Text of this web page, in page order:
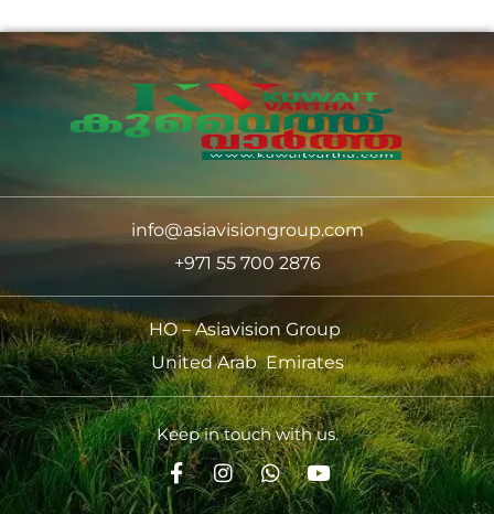
info@asiavisiongroup.com
+971 55 700 2876
HO – Asiavision Group
United Arab Emirates
Keep in touch with us.